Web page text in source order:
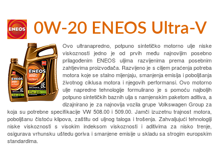
0W-20 ENEOS Ultra-V
Ovo ultranapredno, potpuno sintetičko motorno ulje niske
viskoznosti jedno je od prvih među najnovijim posebno
prilagođenim ENEOS uljima razvijenima prema posebnim
zahtjevima proizvođača. Razvijeno je s ciljem praćenja potreba
motora koje se stalno mijenjaju, smanjenja emisija i poboljšanja
životnog ciklusa motora i njegovih performansi. Ovo motorno
ulje napredne tehnologije formulirano je s pomoću najboljih
potpuno sintetičkih baznih ulja s namjenskim paketom aditiva, a
dizajnirano je za najnovija vozila grupe Volkswagen Group za
koja su potrebne specifikacije VW 508.00 i 509.00. Jamči izuzetnu trajnost motora,
poboljšanu čistoću klipova, zaštitu od uljnog taloga i trošenja. Zahvaljujući tehnologiji
niske viskoznosti s visokim indeksom viskoznosti i aditivima za nisko trenje,
osigurava vrhunsku uštedu goriva i smanjene emisije u skladu sa strogim europskim
standardima.